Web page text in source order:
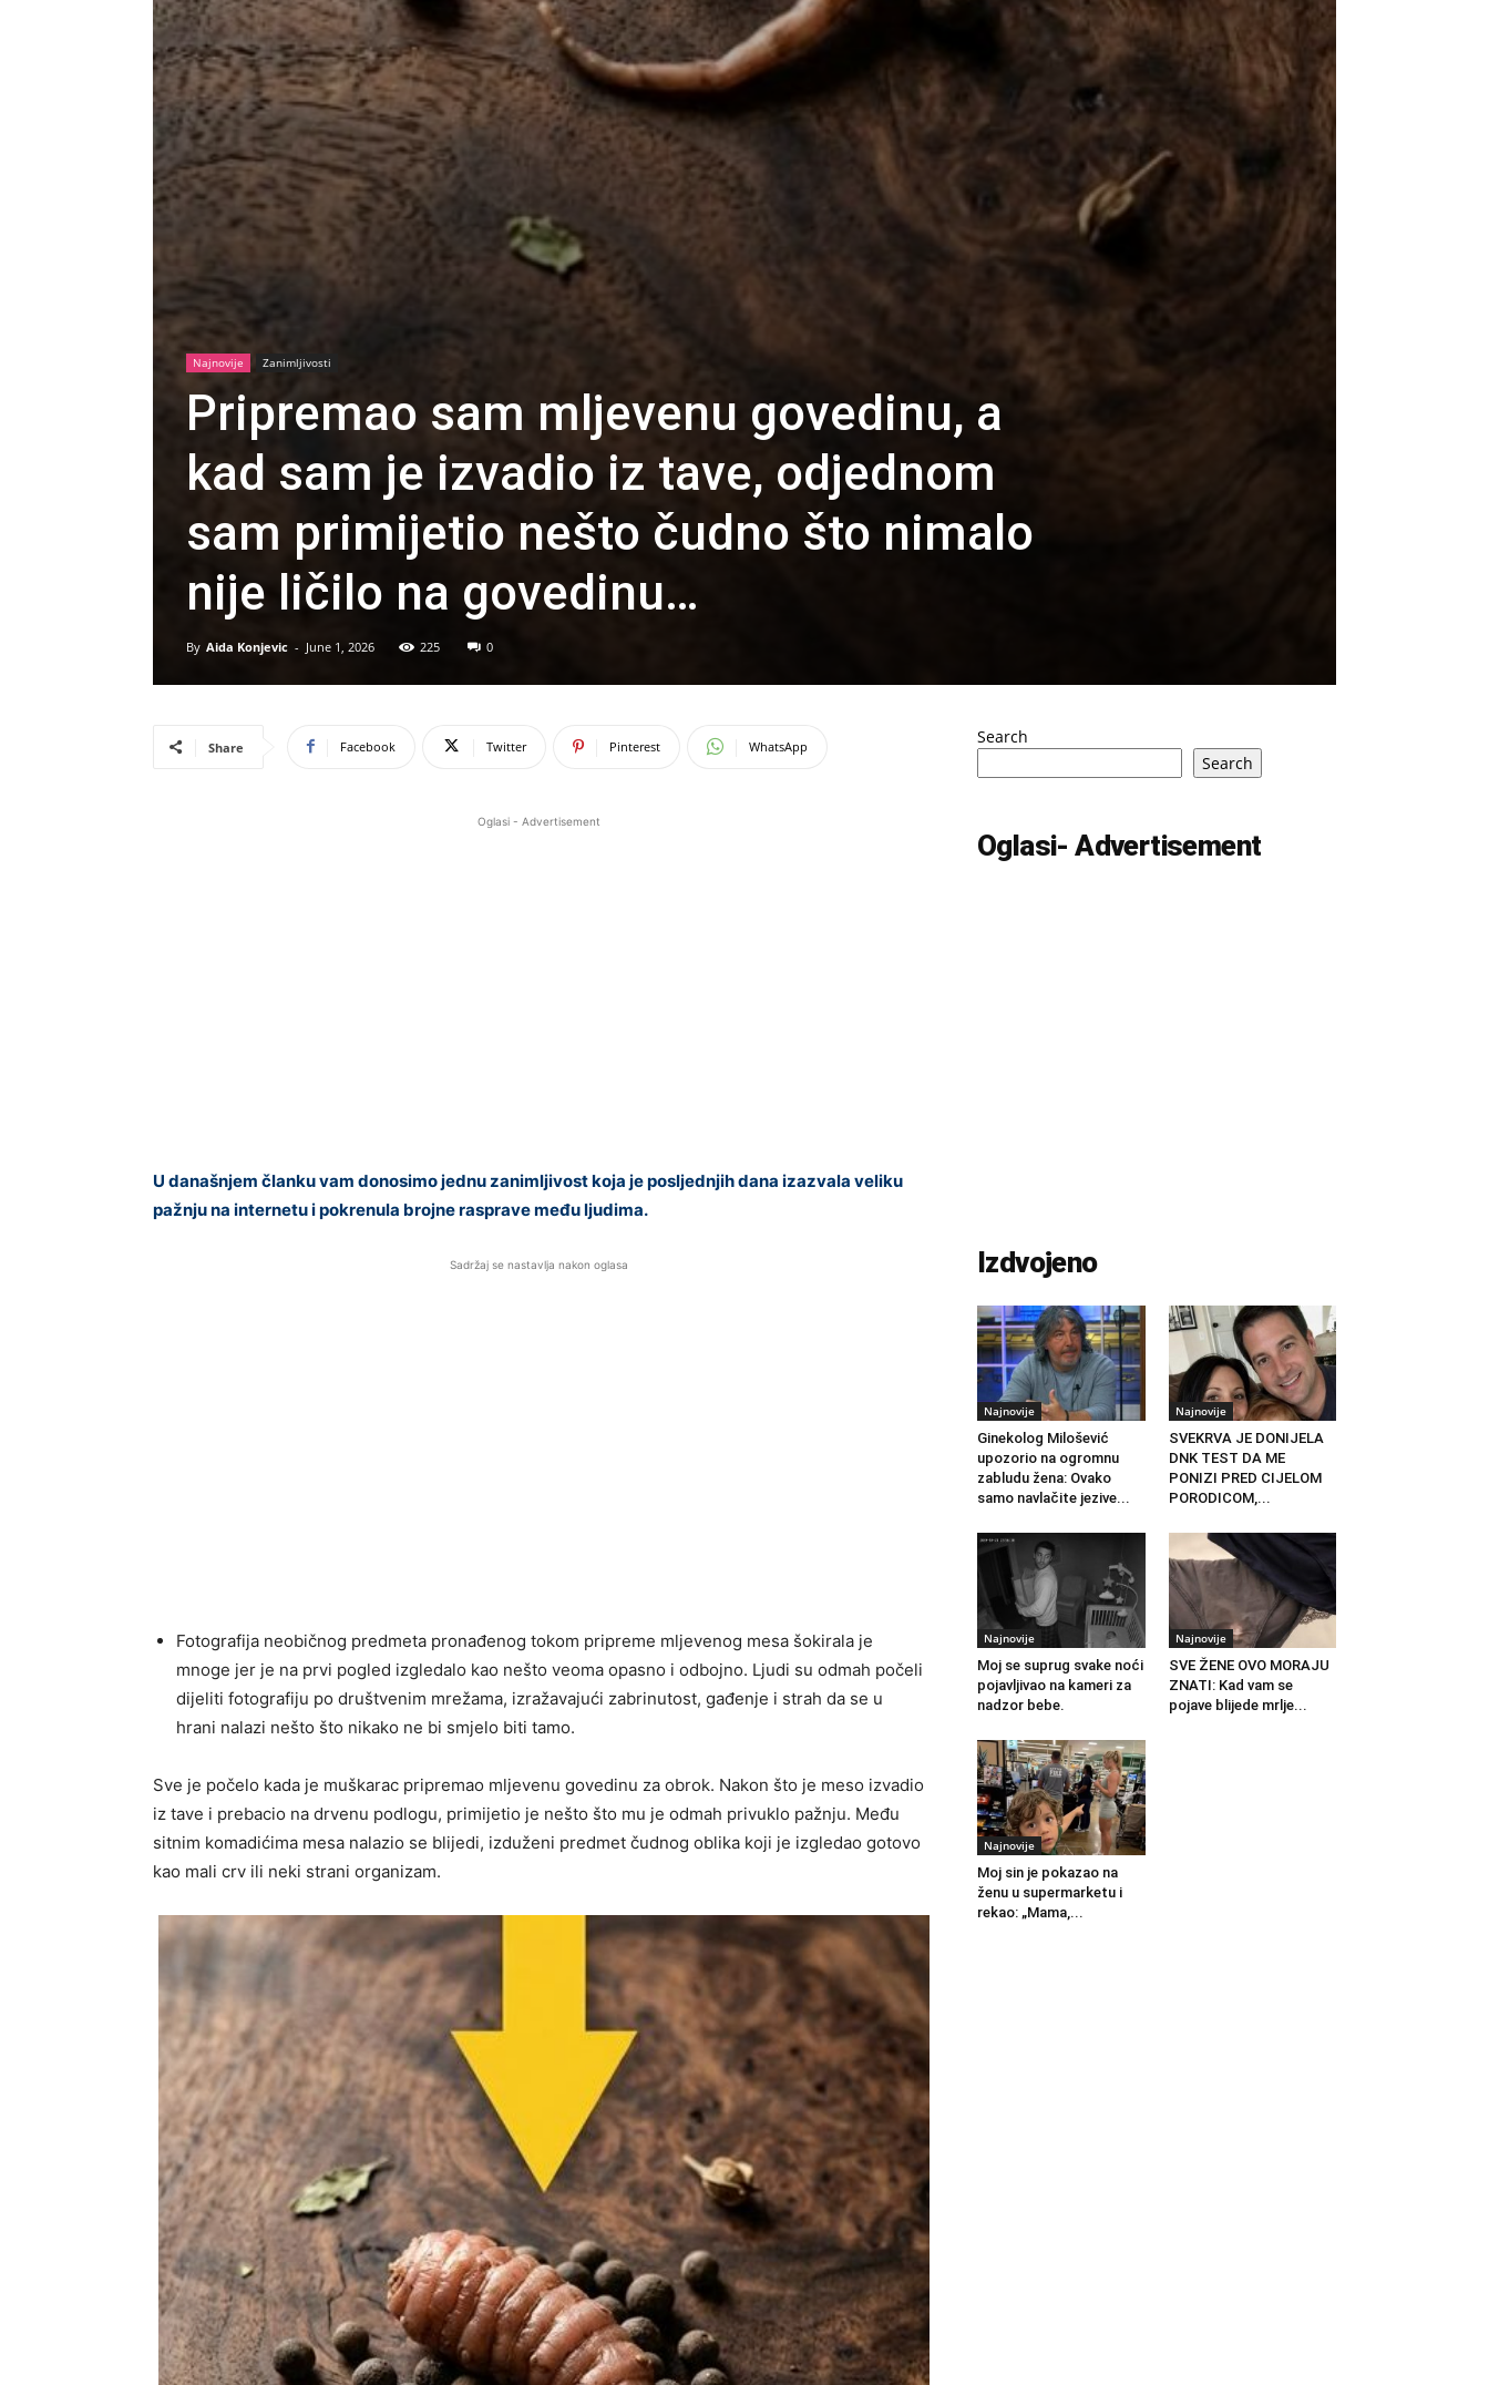
Najnovije Zanimljivosti
Pripremao sam mljevenu govedinu, a
kad sam je izvadio iz tave, odjednom
sam primijetio nešto čudno što nimalo
nije ličilo na govedinu…
By Aida Konjevic - June 1, 2026 225 0
Share Facebook Twitter Pinterest WhatsApp
Oglasi - Advertisement
U današnjem članku vam donosimo jednu zanimljivost koja je posljednjih dana izazvala veliku
pažnju na internetu i pokrenula brojne rasprave među ljudima.
Sadržaj se nastavlja nakon oglasa
Fotografija neobičnog predmeta pronađenog tokom pripreme mljevenog mesa šokirala je
mnoge jer je na prvi pogled izgledalo kao nešto veoma opasno i odbojno. Ljudi su odmah počeli
dijeliti fotografiju po društvenim mrežama, izražavajući zabrinutost, gađenje i strah da se u
hrani nalazi nešto što nikako ne bi smjelo biti tamo.
Sve je počelo kada je muškarac pripremao mljevenu govedinu za obrok. Nakon što je meso izvadio
iz tave i prebacio na drvenu podlogu, primijetio je nešto što mu je odmah privuklo pažnju. Među
sitnim komadićima mesa nalazio se blijedi, izduženi predmet čudnog oblika koji je izgledao gotovo
kao mali crv ili neki strani organizam.
Search
Search
Oglasi- Advertisement
Izdvojeno
Najnovije
Ginekolog Milošević
upozorio na ogromnu
zabludu žena: Ovako
samo navlačite jezive...
Najnovije
SVEKRVA JE DONIJELA
DNK TEST DA ME
PONIZI PRED CIJELOM
PORODICOM,...
Najnovije
Moj se suprug svake noći
pojavljivao na kameri za
nadzor bebe.
Najnovije
SVE ŽENE OVO MORAJU
ZNATI: Kad vam se
pojave blijede mrlje...
Najnovije
Moj sin je pokazao na
ženu u supermarketu i
rekao: „Mama,...